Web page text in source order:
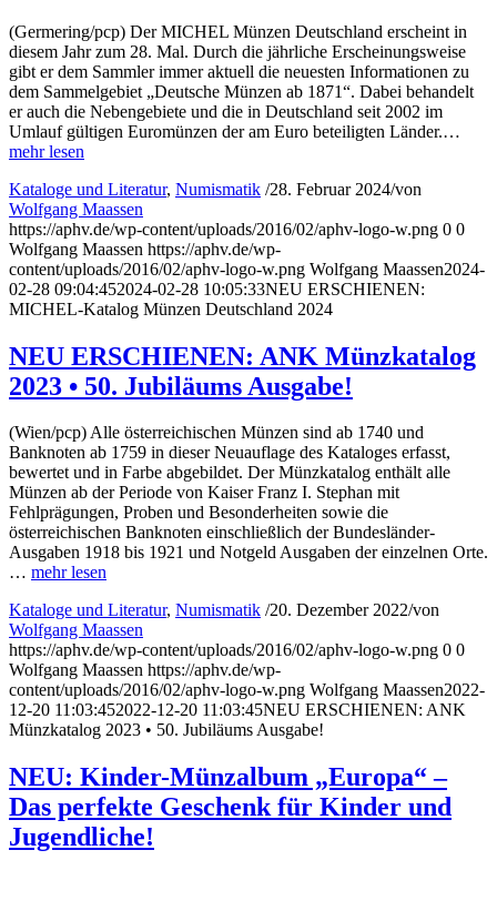
(Germering/pcp) Der MICHEL Münzen Deutschland erscheint in
diesem Jahr zum 28. Mal. Durch die jährliche Erscheinungsweise
gibt er dem Sammler immer aktuell die neuesten Informationen zu
dem Sammelgebiet „Deutsche Münzen ab 1871“. Dabei behandelt
er auch die Nebengebiete und die in Deutschland seit 2002 im
Umlauf gültigen Euromünzen der am Euro beteiligten Länder.…
mehr lesen
Kataloge und Literatur, Numismatik /28. Februar 2024/von
Wolfgang Maassen
https://aphv.de/wp-content/uploads/2016/02/aphv-logo-w.png 0 0
Wolfgang Maassen https://aphv.de/wp-
content/uploads/2016/02/aphv-logo-w.png Wolfgang Maassen2024-
02-28 09:04:452024-02-28 10:05:33NEU ERSCHIENEN:
MICHEL-Katalog Münzen Deutschland 2024
NEU ERSCHIENEN: ANK Münzkatalog
2023 • 50. Jubiläums Ausgabe!
(Wien/pcp) Alle österreichischen Münzen sind ab 1740 und
Banknoten ab 1759 in dieser Neuauflage des Kataloges erfasst,
bewertet und in Farbe abgebildet. Der Münzkatalog enthält alle
Münzen ab der Periode von Kaiser Franz I. Stephan mit
Fehlprägungen, Proben und Besonderheiten sowie die
österreichischen Banknoten einschließlich der Bundesländer-
Ausgaben 1918 bis 1921 und Notgeld Ausgaben der einzelnen Orte.
… mehr lesen
Kataloge und Literatur, Numismatik /20. Dezember 2022/von
Wolfgang Maassen
https://aphv.de/wp-content/uploads/2016/02/aphv-logo-w.png 0 0
Wolfgang Maassen https://aphv.de/wp-
content/uploads/2016/02/aphv-logo-w.png Wolfgang Maassen2022-
12-20 11:03:452022-12-20 11:03:45NEU ERSCHIENEN: ANK
Münzkatalog 2023 • 50. Jubiläums Ausgabe!
NEU: Kinder-Münzalbum „Europa“ –
Das perfekte Geschenk für Kinder und
Jugendliche!